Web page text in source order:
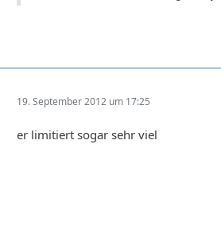
19. September 2012 um 17:25
er limitiert sogar sehr viel